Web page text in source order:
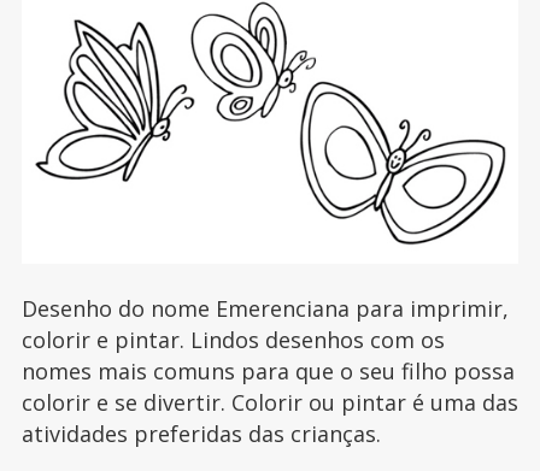
Desenho do nome Emerenciana para imprimir,
colorir e pintar. Lindos desenhos com os
nomes mais comuns para que o seu filho possa
colorir e se divertir. Colorir ou pintar é uma das
atividades preferidas das crianças.